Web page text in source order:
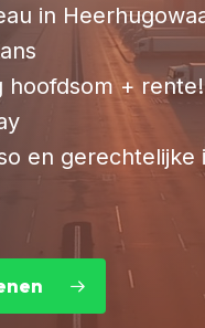
in
hoofdsom + rente!
en gerechtelijke